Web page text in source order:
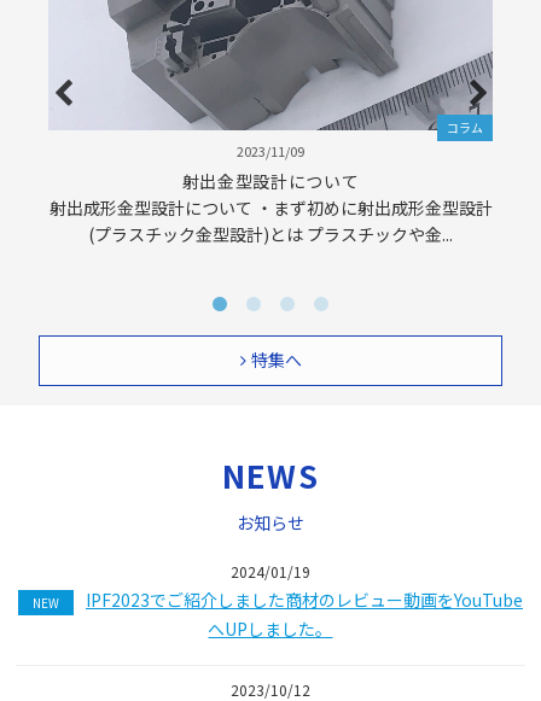
コラム
2023/11/09
射出金型設計について
射出成形金型設計について ・まず初めに射出成形金型設計
(プラスチック金型設計)とは プラスチックや金...
特集へ
NEWS
お知らせ
2024/01/19
NEW
IPF2023でご紹介しました商材のレビュー動画をYouTube
へUPしました。
2023/10/12